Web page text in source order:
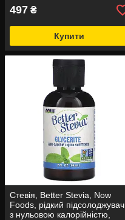
497 ₴
Купити
Стевія, Better Stevia, Now
Foods, рідкий підсолоджувач
з нульовою калорійністю,